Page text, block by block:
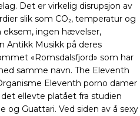
Det er virkelig disrupsjon av
slik som CO₂, temperatur og
ingen hævelser,
Antikk Musikk på deres
«Romsdalsfjord» som har
samme navn. The Eleventh
Eleventh porno damer
ellevte platået fra studien
og Guattari. Ved siden av å sexy